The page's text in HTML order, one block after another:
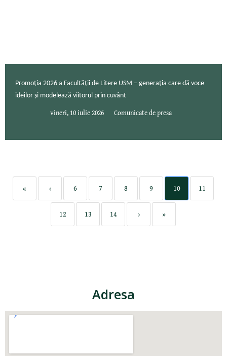
Promoția 2026 a Facultății de Litere USM – generația care dă voce
ideilor și modelează viitorul prin cuvânt
vineri, 10 iulie 2026 Comunicate de presa
« ‹ 6 7 8 9 10 11
12 13 14 › »
Adresa